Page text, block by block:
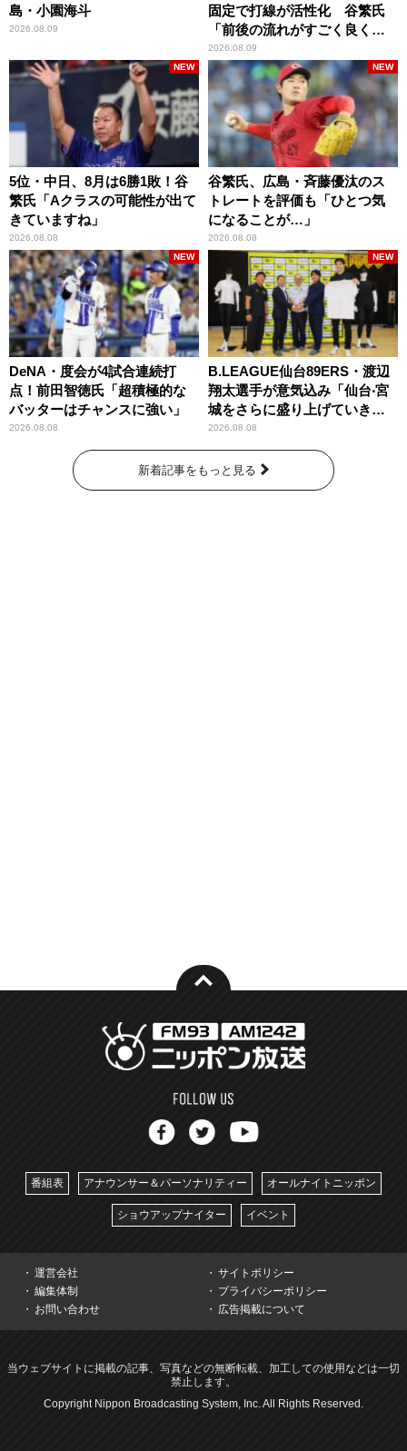
島・小園海斗
2026.08.09
固定で打線が活性化 谷繁氏
「前後の流れがすごく良くな
りましたね」
2026.08.09
5位・中日、8月は6勝1敗！谷
繁氏「Aクラスの可能性が出て
きていますね」
2026.08.08
NEW
谷繁氏、広島・斉藤優汰のス
トレートを評価も「ひとつ気
になることが…」
2026.08.08
NEW
DeNA・度会が4試合連続打
点！前田智徳氏「超積極的な
バッターはチャンスに強い」
2026.08.08
NEW
B.LEAGUE仙台89ERS・渡辺
翔太選手が意気込み「仙台‧宮
城をさらに盛り上げていきた
いです」
2026.08.08
NEW
新着記事をもっと見る
番組表 アナウンサー＆パーソナリティー オールナイトニッポン
ショウアップナイター イベント
運営会社
サイトポリシー
編集体制
プライバシーポリシー
お問い合わせ
広告掲載について
当ウェブサイトに掲載の記事、写真などの無断転載、加工しての使用などは一切
禁止します。
Copyright Nippon Broadcasting System, Inc. All Rights Reserved.